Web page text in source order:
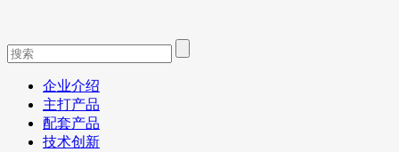
企业介绍
主打产品
配套产品
技术创新